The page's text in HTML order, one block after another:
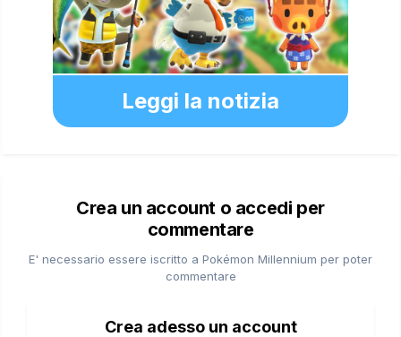
Leggi la notizia
Crea un account o accedi per
commentare
E' necessario essere iscritto a Pokémon Millennium per poter
commentare
Crea adesso un account